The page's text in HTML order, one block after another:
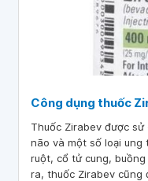
Công dụng thuốc
Thuốc Zirabev được
não và một số loại
ruột, cổ tử cung,
ra, thuốc Zirabev cũng